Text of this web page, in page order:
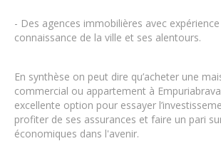
- Des agences immobilières avec
connaissance de la ville et ses alentours.
En synthèse on peut dire qu’acheter une
commercial ou appartement à
excellente option pour essayer
profiter de ses assurances et faire un pari
économiques dans l'avenir.